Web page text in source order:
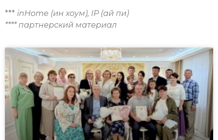
*** inHome (ин хоум), IP (ай пи)
**** партнерский материал